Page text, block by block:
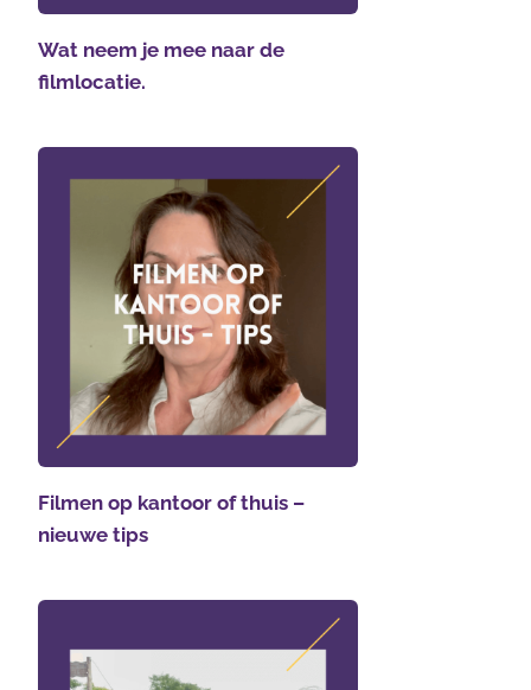
Wat neem je mee naar de
filmlocatie.
Filmen op kantoor of thuis –
nieuwe tips